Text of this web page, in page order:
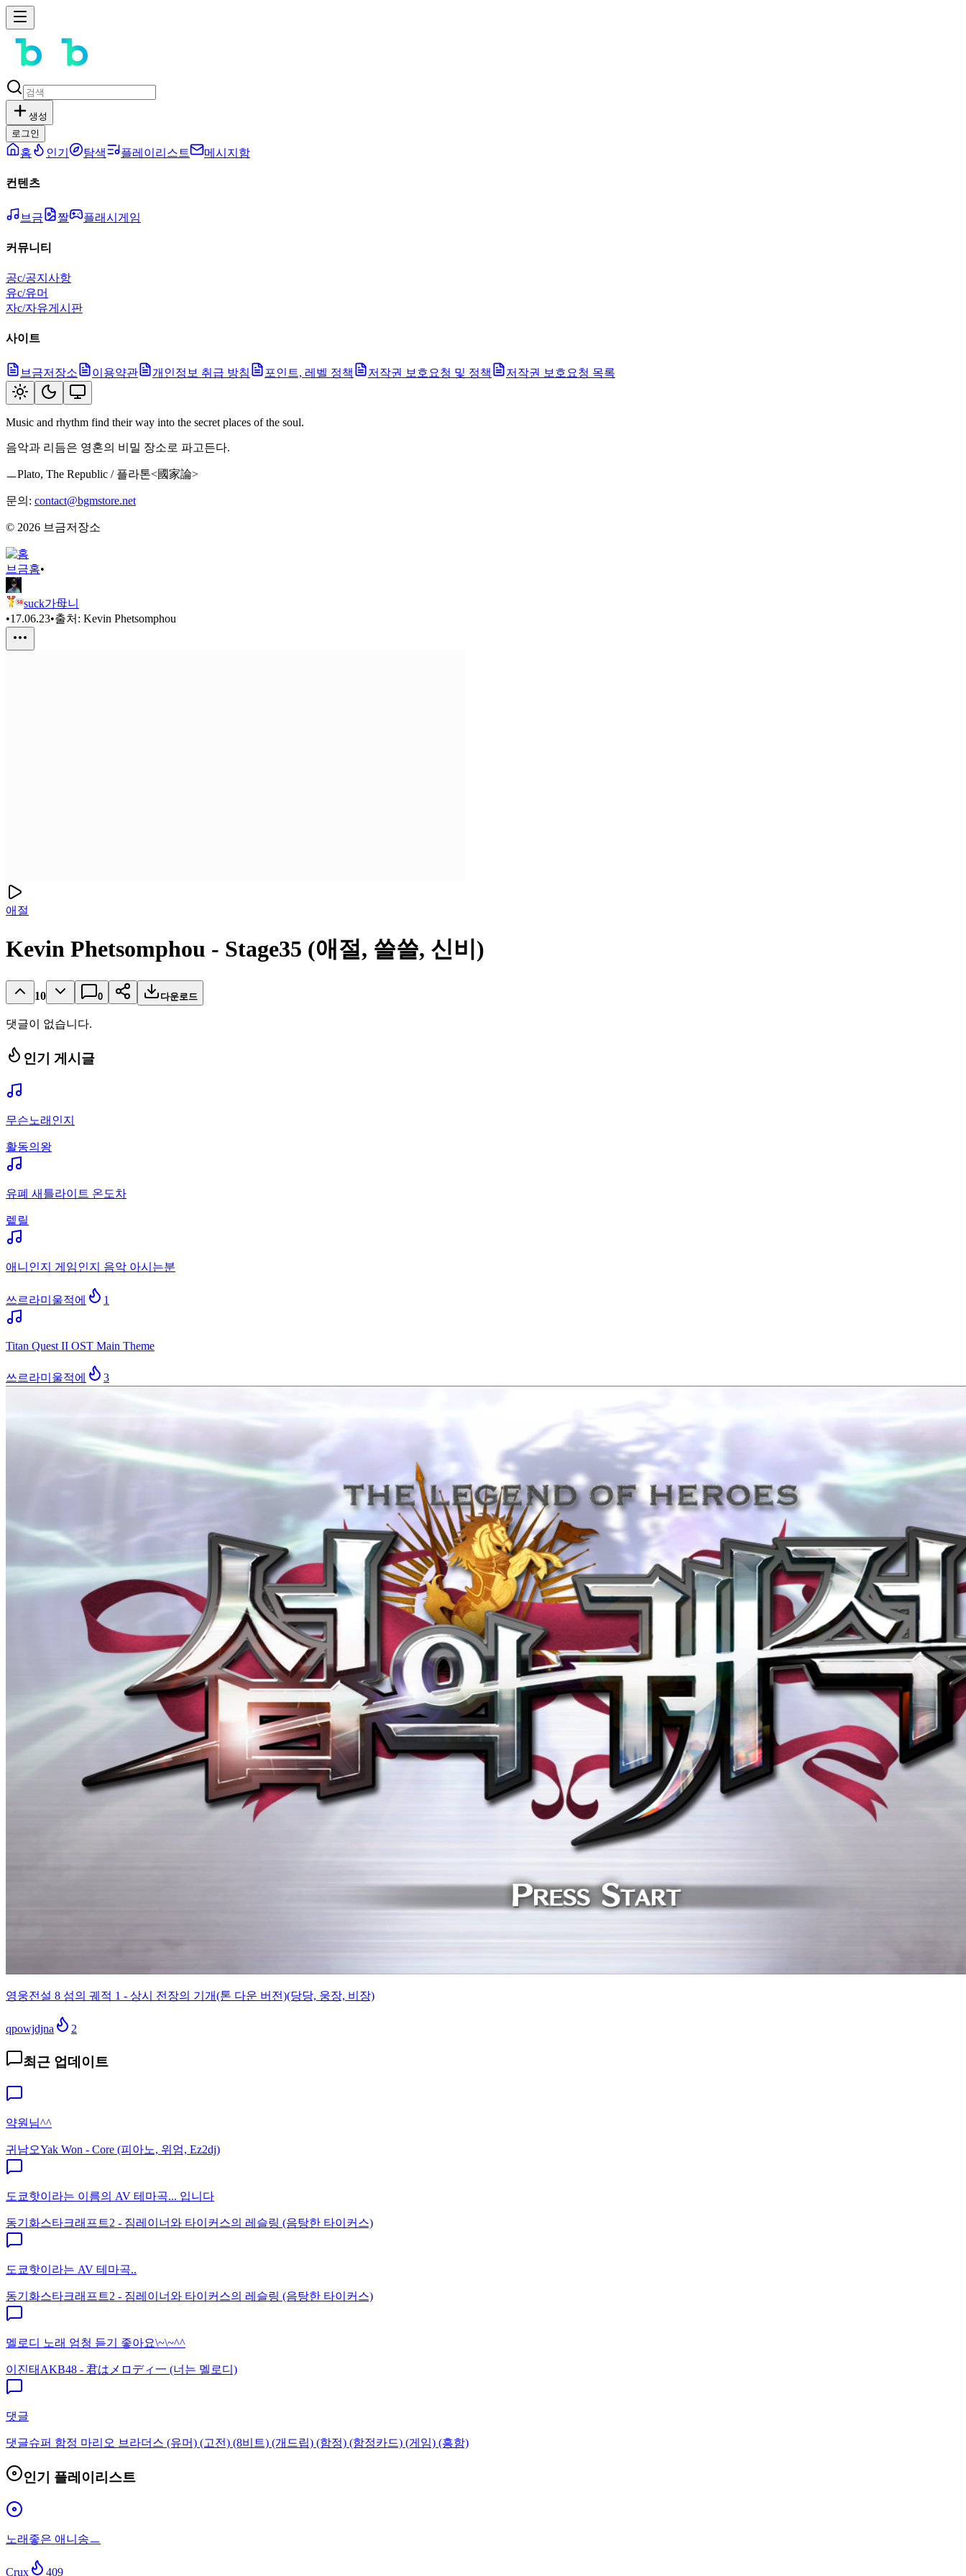
생성
로그인
홈 인기 탐색 플레이리스트 메시지함
컨텐츠
브금 짤 플래시게임
커뮤니티
공c/공지사항
유c/유머
자c/자유게시판
사이트
브금저장소 이용약관 개인정보 취급 방침 포인트, 레벨 정책 저작권 보호요청 및 정책 저작권 보호요청 목록
Music and rhythm find their way into the secret places of the soul.
음악과 리듬은 영혼의 비밀 장소로 파고든다.
ㅡPlato, The Republic / 플라톤<國家論>
문의: contact@bgmstore.net
© 2026 브금저장소
브금홈•
suck가母니
•17.06.23•출처: Kevin Phetsomphou
애절
Kevin Phetsomphou - Stage35 (애절, 쓸쓸, 신비)
10 0 다운로드
댓글이 없습니다.
인기 게시글
무슨노래인지
활동의왕
유폐 새틀라이트 온도차
렡릴
애니인지 게임인지 음악 아시는분
쓰르라미울적에 1
Titan Quest II OST Main Theme
쓰르라미울적에 3
영웅전설 8 섬의 궤적 1 - 상시 전장의 기개(톤 다운 버전)(당당, 웅장, 비장)
qpowjdjna 2
최근 업데이트
약원님^^
귀남오Yak Won - Core (피아노, 위엄, Ez2dj)
도쿄핫이라는 이름의 AV 테마곡... 입니다
동기화스타크래프트2 - 짐레이너와 타이커스의 레슬링 (음탕한 타이커스)
도쿄핫이라는 AV 테마곡..
동기화스타크래프트2 - 짐레이너와 타이커스의 레슬링 (음탕한 타이커스)
멜로디 노래 엄청 듣기 좋아요\~\~^^
이진태 AKB48 - 君はメロディ一 (너는 멜로디)
댓글
댓글슈퍼 함정 마리오 브라더스 (유머) (고전) (8비트) (개드립) (함정) (함정카드) (게임) (흥함)
인기 플레이리스트
노래좋은 애니송ㅡ
Crux 409